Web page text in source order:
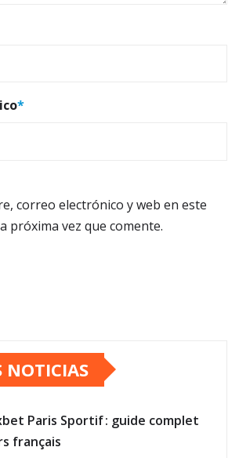
*
correo electrónico y web en este
próxima vez que comente.
NOTICIAS
Paris Sportif : guide complet
français